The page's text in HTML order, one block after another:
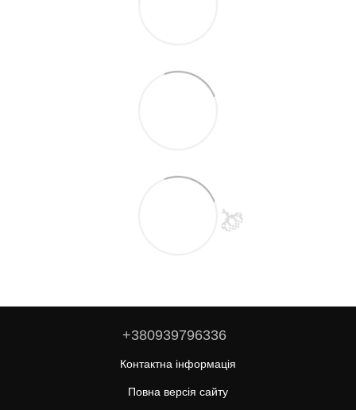
+380939796336
Контактна інформація
Повна версія сайту